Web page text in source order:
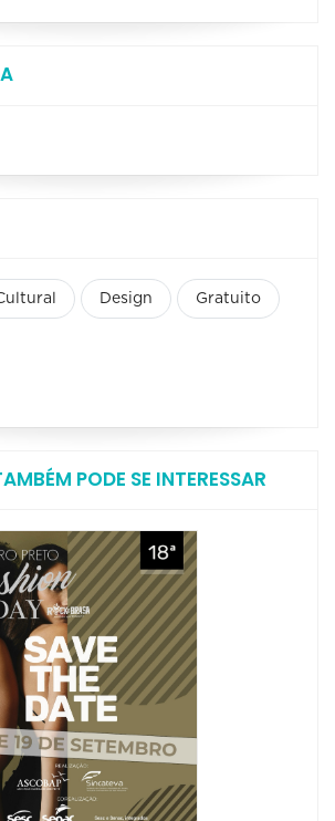
Design Gratuito
PODE SE INTERESSAR